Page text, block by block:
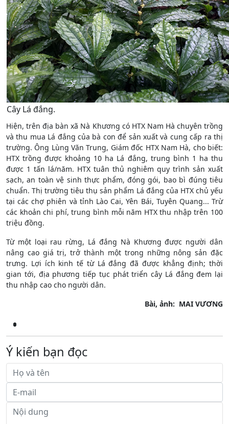
Cây Lá đắng.
Hiện, trên địa bàn xã Nà Khương có HTX Nam Hà chuyên trồng
và thu mua Lá đắng của bà con để sản xuất và cung cấp ra thị
trường. Ông Lùng Văn Trung, Giám đốc HTX Nam Hà, cho biết:
HTX trồng được khoảng 10 ha Lá đắng, trung bình 1 ha thu
được 1 tấn lá/năm. HTX tuân thủ nghiêm quy trình sản xuất
sạch, an toàn vệ sinh thực phẩm, đóng gói, bao bì đúng tiêu
chuẩn. Thị trường tiêu thụ sản phẩm Lá đắng của HTX chủ yếu
tại các chợ phiên và tỉnh Lào Cai, Yên Bái, Tuyên Quang... Trừ
các khoản chi phí, trung bình mỗi năm HTX thu nhập trên 100
triệu đồng.
Từ một loại rau rừng, Lá đắng Nà Khương được người dân
nâng cao giá trị, trở thành một trong những nông sản đặc
trưng. Lợi ích kinh tế từ Lá đắng đã được khẳng định; thời
gian tới, địa phương tiếp tục phát triển cây Lá đắng đem lại
thu nhập cao cho người dân.
Bài, ảnh: MAI VƯƠNG
Ý kiến bạn đọc